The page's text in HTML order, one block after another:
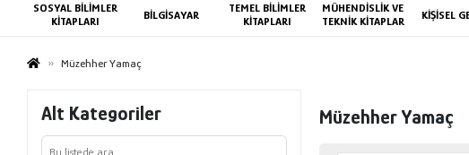
SOSYAL BİLİMLER
KİTAPLARI
BİLGİSAYAR
TEMEL BİLİMLER
KİTAPLARI
MÜHENDİSLİK VE
TEKNİK KİTAPLAR
KİŞİSEL
Müzehher Yamaç
Alt Kategoriler Müzehher Yamaç